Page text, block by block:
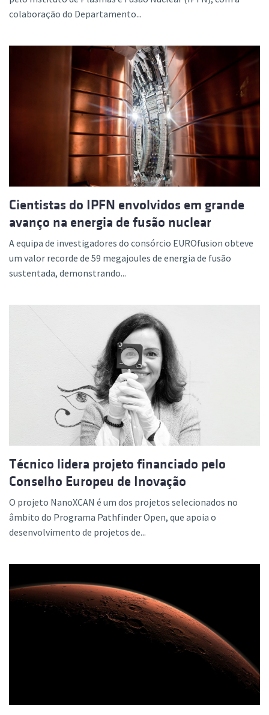
colaboração do Departamento...
Cientistas do IPFN envolvidos em grande
avanço na energia de fusão nuclear
A equipa de investigadores do consórcio EUROfusion obteve
um valor recorde de 59 megajoules de energia de fusão
sustentada, demonstrando...
Técnico lidera projeto financiado pelo
Conselho Europeu de Inovação
O projeto NanoXCAN é um dos projetos selecionados no
âmbito do Programa Pathfinder Open, que apoia o
desenvolvimento de projetos de...